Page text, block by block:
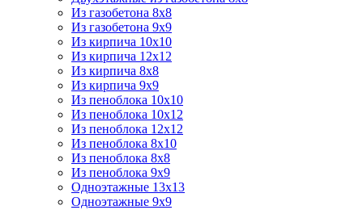
Из газобетона 8х8
Из газобетона 9х9
Из кирпича 10х10
Из кирпича 12х12
Из кирпича 8х8
Из кирпича 9х9
Из пеноблока 10х10
Из пеноблока 10х12
Из пеноблока 12х12
Из пеноблока 8х10
Из пеноблока 8х8
Из пеноблока 9х9
Одноэтажные 13х13
Одноэтажные 9х9